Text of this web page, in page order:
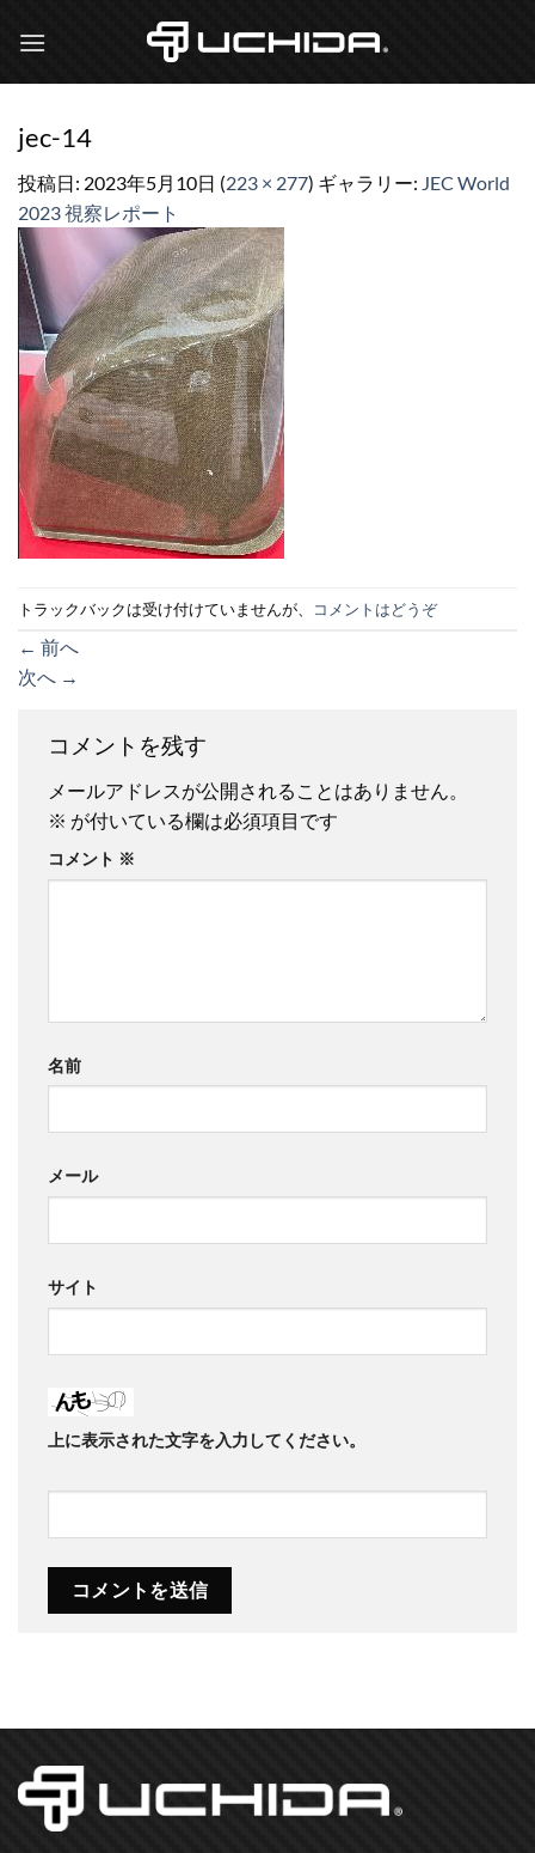
jec-14
投稿日: 2023年5月10日 (223 × 277) ギャラリー: JEC World
2023 視察レポート
トラックバックは受け付けていませんが、 コメントはどうぞ
← 前へ
次へ →
コメントを残す
メールアドレスが公開されることはありません。
※ が付いている欄は必須項目です
コメント ※
名前
メール
サイト
上に表示された文字を入力してください。